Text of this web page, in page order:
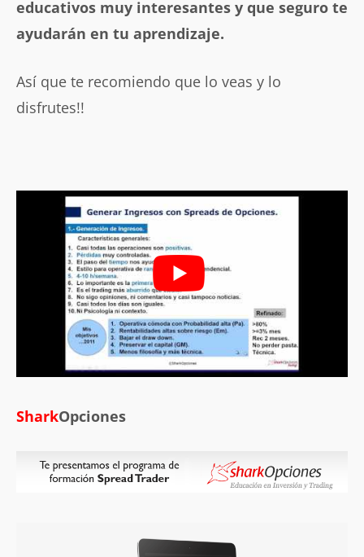
educativos muy interesantes y que seguro te
ayudarán en tu aprendizaje.
Así que te recomiendo que lo veas y lo
disfrutes!!
SharkOpciones